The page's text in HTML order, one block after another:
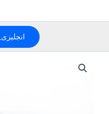
English_انجليزى